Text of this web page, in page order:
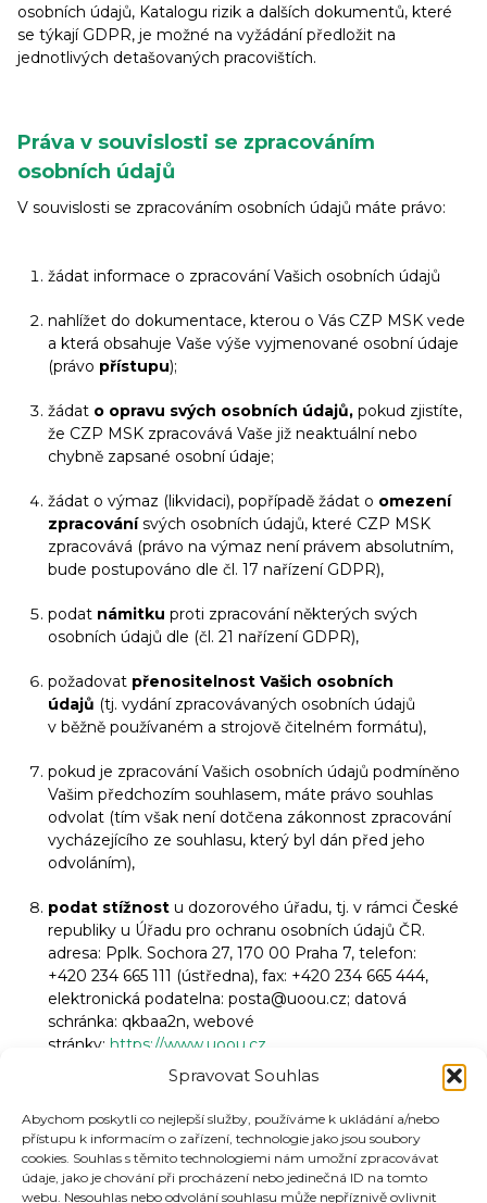
Spravovat Souhlas
Abychom poskytli co nejlepší služby, používáme k ukládání a/nebo
přístupu k informacím o zařízení, technologie jako jsou soubory
cookies. Souhlas s těmito technologiemi nám umožní zpracovávat
údaje, jako je chování při procházení nebo jedinečná ID na tomto
webu. Nesouhlas nebo odvolání souhlasu může nepříznivě ovlivnit
osobních údajů, Katalogu rizik a dalších dokumentů, které
se týkají GDPR, je možné na vyžádání předložit na
jednotlivých detašovaných pracovištích.
Práva v souvislosti se zpracováním
osobních údajů
V souvislosti se zpracováním osobních údajů máte právo:
žádat informace o zpracování Vašich osobních údajů
nahlížet do dokumentace, kterou o Vás CZP MSK vede
a která obsahuje Vaše výše vyjmenované osobní údaje
(právo přístupu);
žádat o opravu svých osobních údajů, pokud zjistíte,
že CZP MSK zpracovává Vaše již neaktuální nebo
chybně zapsané osobní údaje;
žádat o výmaz (likvidaci), popřípadě žádat o omezení
zpracovánísvých osobních údajů, které CZP MSK
zpracovává (právo na výmaz není právem absolutním,
bude postupováno dle čl. 17 nařízení GDPR),
podat námitku proti zpracování některých svých
osobních údajů dle (čl. 21 nařízení GDPR),
požadovat přenositelnost Vašich osobních
údajů (tj. vydání zpracovávaných osobních údajů
v běžně používaném a strojově čitelném formátu),
pokud je zpracování Vašich osobních údajů podmíněno
Vašim předchozím souhlasem, máte právo souhlas
odvolat (tím však není dotčena zákonnost zpracování
vycházejícího ze souhlasu, který byl dán před jeho
odvoláním),
podat stížnost u dozorového úřadu, tj. v rámci České
republiky u Úřadu pro ochranu osobních údajů ČR.
adresa: Pplk. Sochora 27, 170 00 Praha 7, telefon:
+420 234 665 111 (ústředna), fax: +420 234 665 444,
elektronická podatelna: posta@uoou.cz; datová
schránka: qkbaa2n, webové
stránky: https://www.uoou.cz
V případě jakýchkoli přání nebo dotazů či uplatnění
Vašich právv oblasti osobních údajů je možné obracet se
na kontaktech: